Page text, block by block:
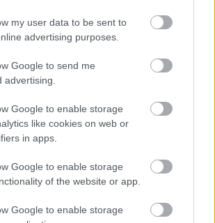
my user data to be sent to
advertising purposes.
Google to send me
advertising.
Google to enable storage
like cookies on web or
in apps.
Google to enable storage
of the website or app.
Google to enable storage
visszajutni a Gyirmóttal
a Gyirmót készen áll a Monor elleni osztályozóra
Hírek